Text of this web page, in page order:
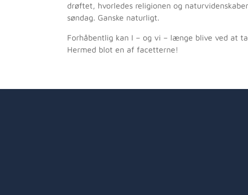
drøftet, hvorledes religionen og
søndag. Ganske naturligt.
Forhåbentlig kan I – og vi – længe blive ved at
Hermed blot en af facetterne!